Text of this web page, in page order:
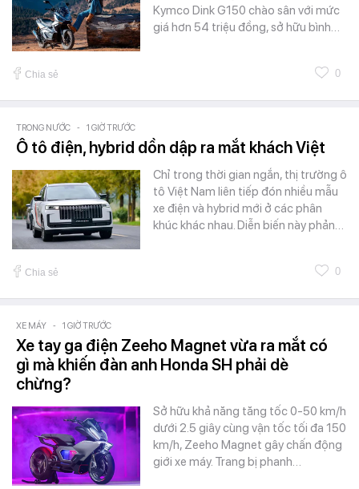
Kymco Dink G150 chào sân với mức
giá hơn 54 triệu đồng, sở hữu bình…
Chia sẻ 0
TRONG NƯỚC - 1 GIỜ TRƯỚC
Ô tô điện, hybrid dồn dập ra mắt khách Việt
Chỉ trong thời gian ngắn, thị trường ô
tô Việt Nam liên tiếp đón nhiều mẫu
xe điện và hybrid mới ở các phân
khúc khác nhau. Diễn biến này phản…
Chia sẻ 0
XE MÁY - 1 GIỜ TRƯỚC
Xe tay ga điện Zeeho Magnet vừa ra mắt có
gì mà khiến đàn anh Honda SH phải dè
chừng?
Sở hữu khả năng tăng tốc 0-50 km/h
dưới 2.5 giây cùng vận tốc tối đa 150
km/h, Zeeho Magnet gây chấn động
giới xe máy. Trang bị phanh…